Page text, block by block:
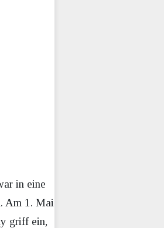
in eine
Am 1. Mai
griff ein,